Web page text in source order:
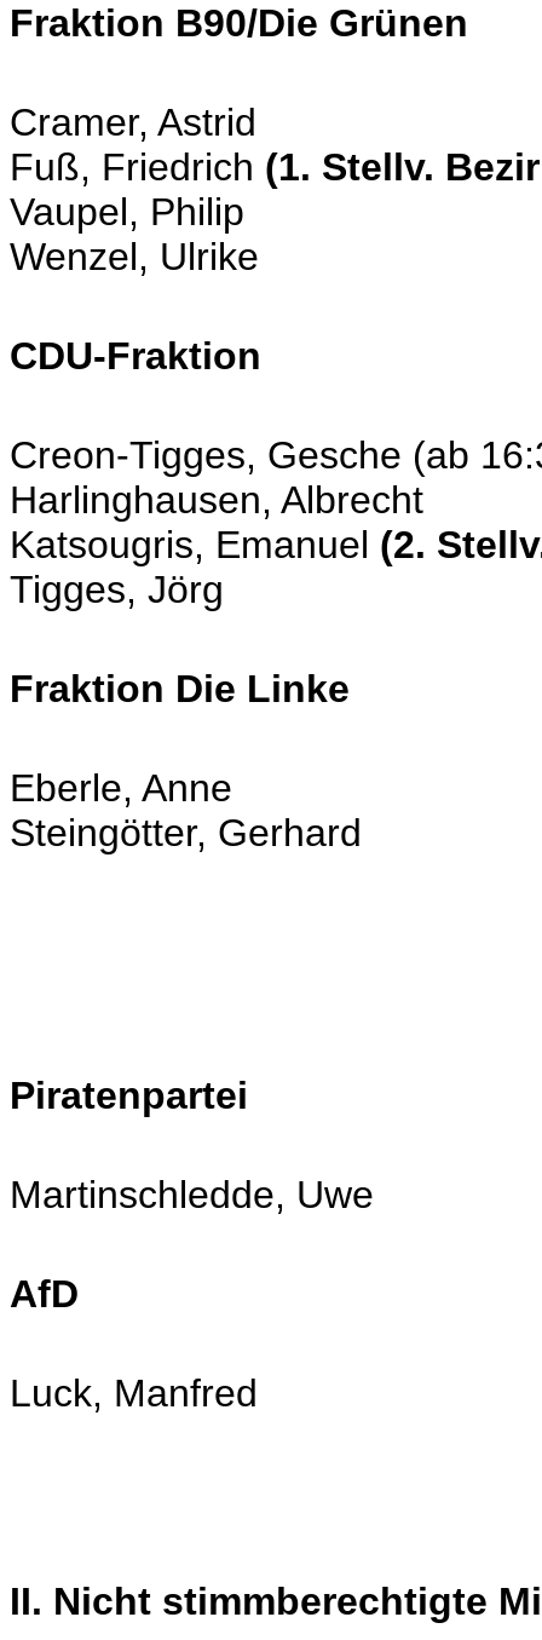
Fraktion B90/Die Grünen
Cramer, Astrid
Fuß, Friedrich (1. Stellv.
Vaupel, Philip
Wenzel, Ulrike
CDU-Fraktion
Creon-Tigges, Gesche (ab
Harlinghausen, Albrecht
Katsougris, Emanuel (2.
Tigges, Jörg
Fraktion Die Linke
Eberle, Anne
Steingötter, Gerhard
Piratenpartei
Martinschledde, Uwe
AfD
Luck, Manfred
II. Nicht stimmberechtigte